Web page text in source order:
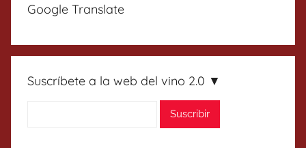
Google Translate
Suscríbete a la web del vino 2.0 ▼